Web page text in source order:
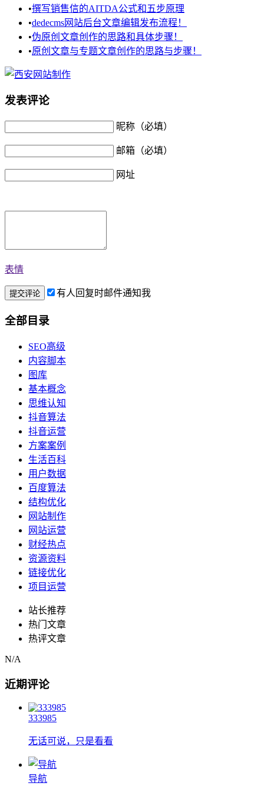
•撰写销售信的AITDA公式和五步原理
•dedecms网站后台文章编辑发布流程！
•伪原创文章创作的思路和具体步骤！
•原创文章与专题文章创作的思路与步骤！
发表评论
昵称（必填）
邮箱（必填）
网址
表情
有人回复时邮件通知我
全部目录
SEO高级
内容脚本
图库
基本概念
思维认知
抖音算法
抖音运营
方案案例
生活百科
用户数据
百度算法
结构优化
网站制作
网站运营
财经热点
资源资料
链接优化
项目运营
站长推荐
热门文章
热评文章
N/A
近期评论
333985
无话可说，只是看看
导航